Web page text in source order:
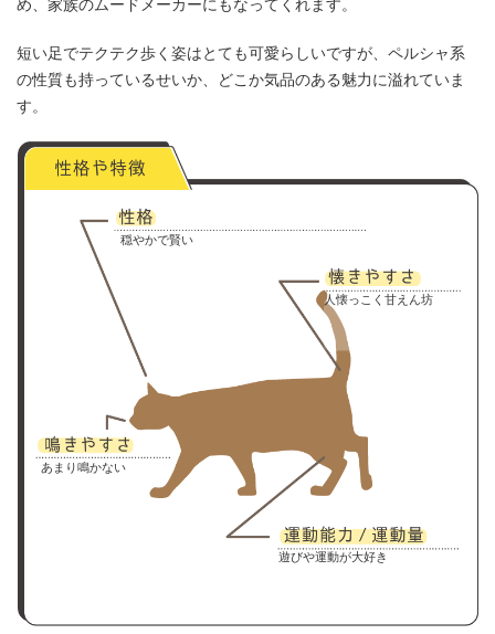
め、家族のムードメーカーにもなってくれます。
短い足でテクテク歩く姿はとても可愛らしいですが、ペルシャ系
の性質も持っているせいか、どこか気品のある魅力に溢れていま
す。
穏やかで賢い
人懐っこく甘えん坊
あまり鳴かない
遊びや運動が大好き